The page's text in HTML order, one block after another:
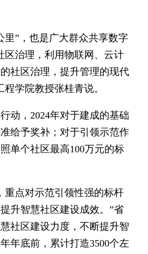
”，也是广大群众共享数字
区治理，利用物联网、云计
社区治理，提升管理的现代
学院教授张桂青说。
，2024年对于建成的基础
给予奖补；对于引领示范作
单个社区最高100万元的标
点对示范引领性强的标杆
升智慧社区建设成效。”省
社区建设力度，不断提升智
年底前，累计打造3500个左